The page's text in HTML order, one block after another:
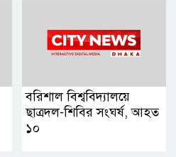
বরিশাল বিশ্ববিদ্যালয়ে
ছাত্রদল-শিবির সংঘর্ষ, আহত
১০